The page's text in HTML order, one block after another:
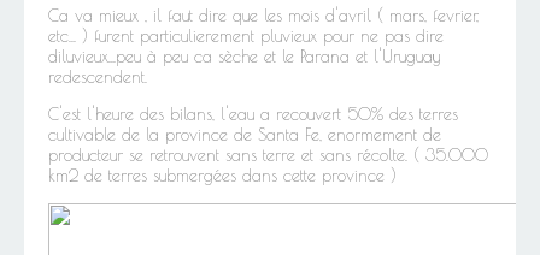
Ca va mieux , il faut dire que les mois d'avril ( mars, fevrier,
etc... ) furent particulierement pluvieux pour ne pas dire
diluvieux...peu à peu ca sèche et le Parana et l'Uruguay
redescendent.
C'est l'heure des bilans, l'eau a recouvert 50% des terres
cultivable de la province de Santa Fe, enormement de
producteur se retrouvent sans terre et sans récolte. ( 35.000
km2 de terres submergées dans cette province )